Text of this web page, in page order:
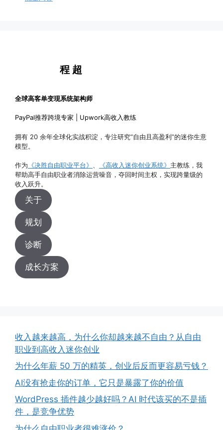
避开内容创作陷阱
程 超
全球高客单变现系统架构师
PayPal推荐跨境专家 | Upwork高收入教练
拥有 20 余年全球化实战积淀，专注研究“自由且高盈利”的迷你生意
模型。
作为 《决胜自由职业平台》 《高收入迷你创业系统》 主教练，我
帮助高手自由职业者消除运营噪音，夺回时间主权，实现跨量级的
收入跃升。
关于
规划
诊断
成长方案
收入越来越高，为什么你却越来越不自由？从自由
职业到高收入迷你创业
为什么年薪 50 万的精英，创业后反而更容易亏钱？
AI没有抢走你的订单，它只是暴露了你的价值
WordPress 插件越少越好吗？AI 时代该买的不是插
件，是竞争优势